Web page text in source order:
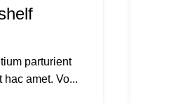
parturient
amet. Vo...